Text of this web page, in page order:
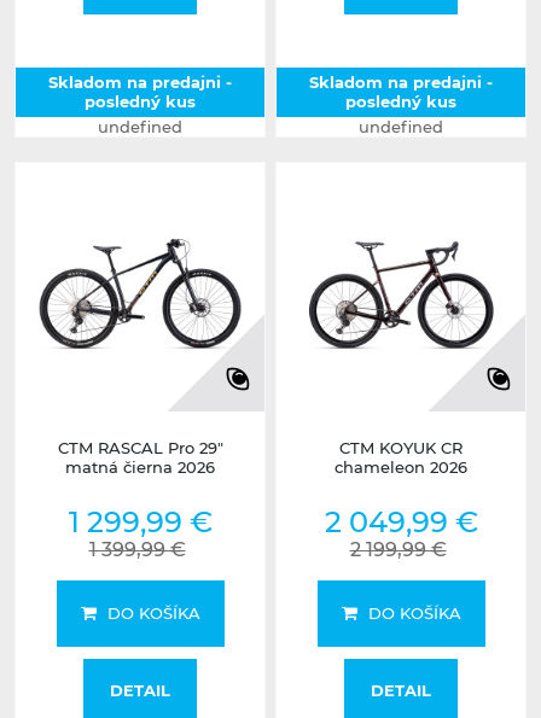
Skladom na predajni -
posledný kus
undefined
Skladom na predajni -
posledný kus
undefined
CTM RASCAL Pro 29"
matná čierna 2026
1 299,99 €
1 399,99 €
DO KOŠÍKA
DETAIL
CTM KOYUK CR
chameleon 2026
2 049,99 €
2 199,99 €
DO KOŠÍKA
DETAIL